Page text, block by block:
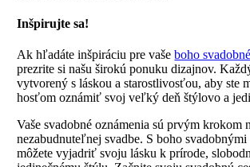
Inšpirujte sa!
Ak hľadáte inšpiráciu pre vašeboho
prezrite si našu širokú ponuku dizajnov.
vytvorený s láskou a starostlivosťou, aby ste
hosťom oznámiť svoj veľký deň štýlovo a
Vaše svadobné oznámenia sú prvým krokom
nezabudnuteľnej svadbe. S boho svadobnými
môžete vyjadriť svoju lásku k prírode,